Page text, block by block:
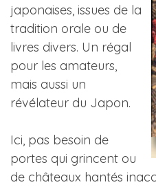
japonaises, issues de la
tradition orale ou de
livres divers. Un régal
pour les amateurs,
mais aussi un
révélateur du Japon.
Ici, pas besoin de
portes qui grincent ou
de châteaux hantés